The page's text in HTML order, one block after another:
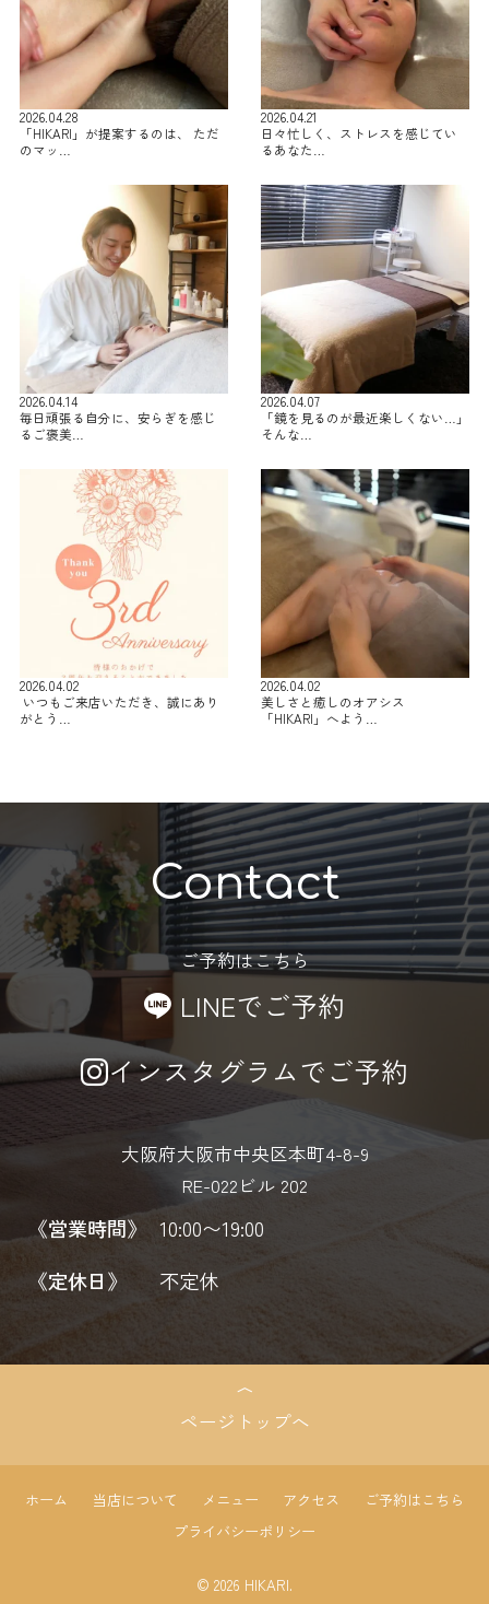
2026.04.28
「HIKARI」が提案するのは、 ただ
のマッ…
2026.04.21
日々忙しく、ストレスを感じてい
るあなた…
2026.04.14
毎日頑張る自分に、安らぎを感じ
るご褒美…
2026.04.07
「鏡を見るのが最近楽しくない…」
そんな…
2026.04.02
⁡ いつもご来店いただき、誠にあり
がとう…
2026.04.02
美しさと癒しのオアシス
「HIKARI」へよう…
Contact
ご予約はこちら
LINEでご予約
インスタグラムでご予約
大阪府大阪市中央区本町4-8-9
RE-022ビル 202
《営業時間》
10:00〜19:00
《定休日》
不定休
ページトップへ
ホーム 当店について メニュー アクセス
ご予約はこちら
プライバシーポリシー
© 2026 HIKARI.